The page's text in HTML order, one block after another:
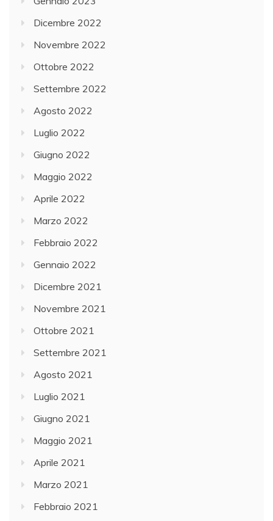
Dicembre 2022
Novembre 2022
Ottobre 2022
Settembre 2022
Agosto 2022
Luglio 2022
Giugno 2022
Maggio 2022
Aprile 2022
Marzo 2022
Febbraio 2022
Gennaio 2022
Dicembre 2021
Novembre 2021
Ottobre 2021
Settembre 2021
Agosto 2021
Luglio 2021
Giugno 2021
Maggio 2021
Aprile 2021
Marzo 2021
Febbraio 2021